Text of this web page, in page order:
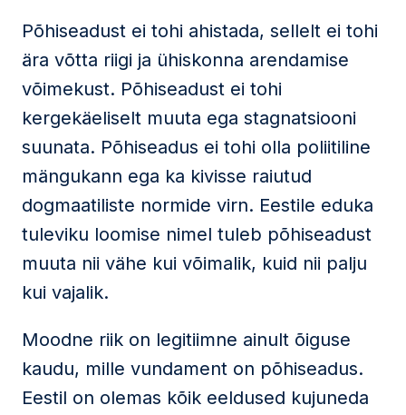
Põhiseadust ei tohi ahistada, sellelt ei tohi
ära võtta riigi ja ühiskonna arendamise
võimekust. Põhiseadust ei tohi
kergekäeliselt muuta ega stagnatsiooni
suunata. Põhiseadus ei tohi olla poliitiline
mängukann ega ka kivisse raiutud
dogmaatiliste normide virn. Eestile eduka
tuleviku loomise nimel tuleb põhiseadust
muuta nii vähe kui võimalik, kuid nii palju
kui vajalik.
Moodne riik on legitiimne ainult õiguse
kaudu, mille vundament on põhiseadus.
Eestil on olemas kõik eeldused kujuneda